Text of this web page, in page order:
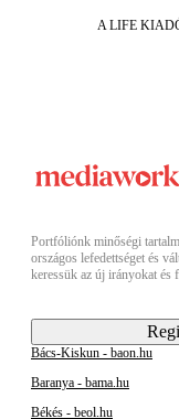
A LIFE
Portfóliónk minőségi
országos lefedettséget és
keressük az új irányokat és
Bács-Kiskun - baon.hu
Baranya - bama.hu
Békés - beol.hu